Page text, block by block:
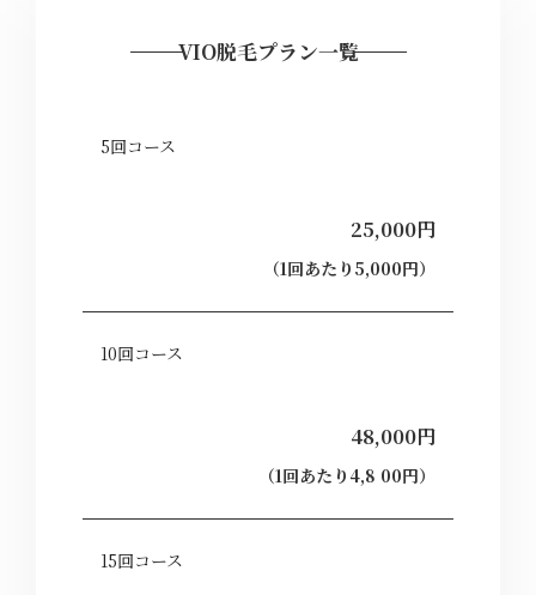
VIO脱毛プラン一覧
5回コース
25,000円
（1回あたり5,000円）
10回コース
48,000円
（1回あたり4,8 00円）
15回コース